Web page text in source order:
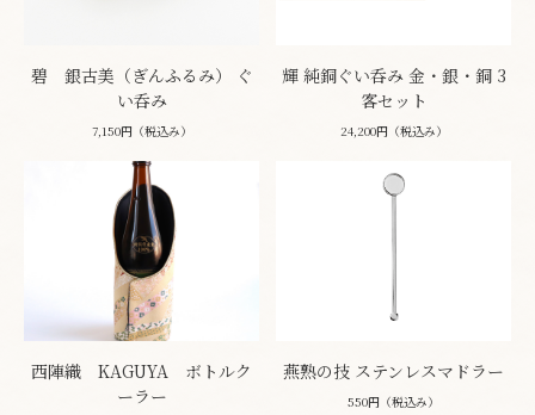
碧 銀古美（ぎんふるみ） ぐ
い呑み
7,150円（税込み）
輝 純銅ぐい呑み 金・銀・銅 3
客セット
24,200円（税込み）
西陣織 KAGUYA ボトルク
ーラー
燕熟の技 ステンレスマドラー
550円（税込み）